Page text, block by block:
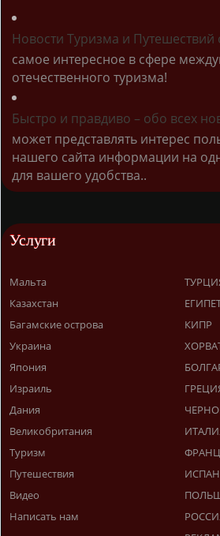
Новости Туризма и Путешествий
самое интересное в сфере
отечественного туризма!
Быстро и правдиво – обо всех
может представлять интерес
нашего сайта информации на
для вашего удобства..
Услуги
Мальта
Казахстан
Багамские острова
Украина
Япония
Израиль
Дания
Великобритания
Туризм
Путешествия
Видео
Написать нам
КИПР